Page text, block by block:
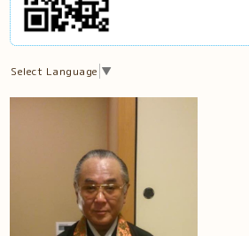
Select Language ▼